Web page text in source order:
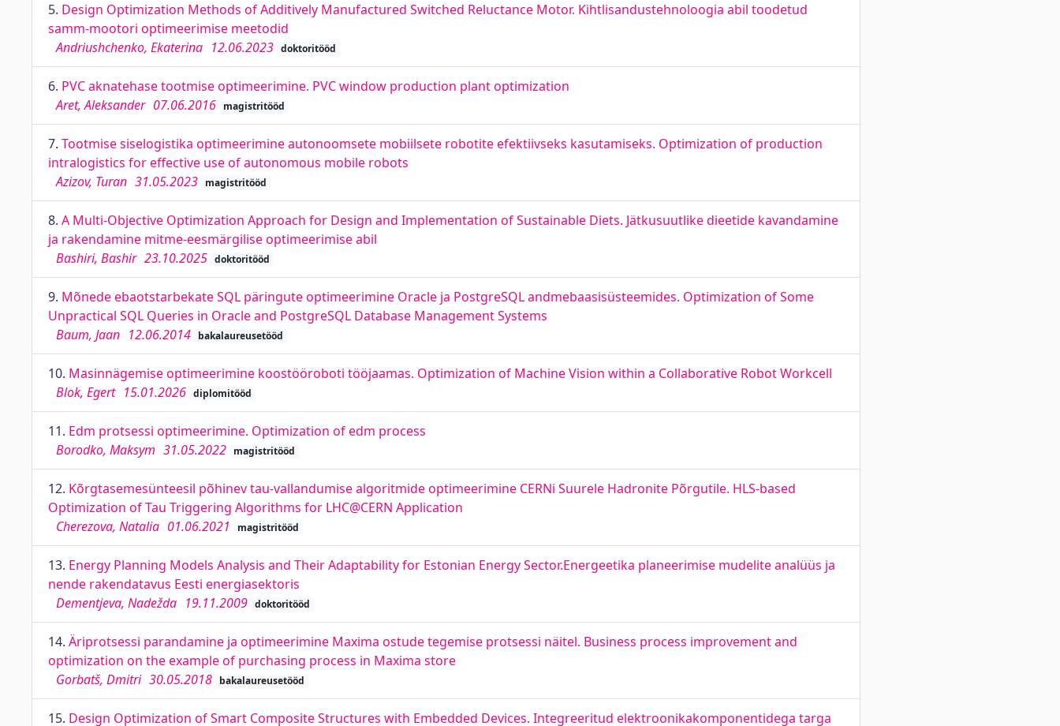
5. Design Optimization Methods of Additively Manufactured Switched Reluctance Motor. Kihtlisandustehnoloogia abil toodetud
samm-mootori optimeerimise meetodid
Andriushchenko, Ekaterina 12.06.2023 doktoritööd
6. PVC aknatehase tootmise optimeerimine. PVC window production plant optimization
Aret, Aleksander 07.06.2016 magistritööd
7. Tootmise siselogistika optimeerimine autonoomsete mobiilsete robotite efektiivseks kasutamiseks. Optimization of production
intralogistics for effective use of autonomous mobile robots
Azizov, Turan 31.05.2023 magistritööd
8. A Multi-Objective Optimization Approach for Design and Implementation of Sustainable Diets. Jätkusuutlike dieetide kavandamine
ja rakendamine mitme-eesmärgilise optimeerimise abil
Bashiri, Bashir 23.10.2025 doktoritööd
9. Mõnede ebaotstarbekate SQL päringute optimeerimine Oracle ja PostgreSQL andmebaasisüsteemides. Optimization of Some
Unpractical SQL Queries in Oracle and PostgreSQL Database Management Systems
Baum, Jaan 12.06.2014 bakalaureusetööd
10. Masinnägemise optimeerimine koostööroboti tööjaamas. Optimization of Machine Vision within a Collaborative Robot Workcell
Blok, Egert 15.01.2026 diplomitööd
11. Edm protsessi optimeerimine. Optimization of edm process
Borodko, Maksym 31.05.2022 magistritööd
12. Kõrgtasemesünteesil põhinev tau-vallandumise algoritmide optimeerimine CERNi Suurele Hadronite Põrgutile. HLS-based
Optimization of Tau Triggering Algorithms for LHC@CERN Application
Cherezova, Natalia 01.06.2021 magistritööd
13. Energy Planning Models Analysis and Their Adaptability for Estonian Energy Sector.Energeetika planeerimise mudelite analüüs ja
nende rakendatavus Eesti energiasektoris
Dementjeva, Nadežda 19.11.2009 doktoritööd
14. Äriprotsessi parandamine ja optimeerimine Maxima ostude tegemise protsessi näitel. Business process improvement and
optimization on the example of purchasing process in Maxima store
Gorbatš, Dmitri 30.05.2018 bakalaureusetööd
15. Design Optimization of Smart Composite Structures with Embedded Devices. Integreeritud elektroonikakomponentidega targa